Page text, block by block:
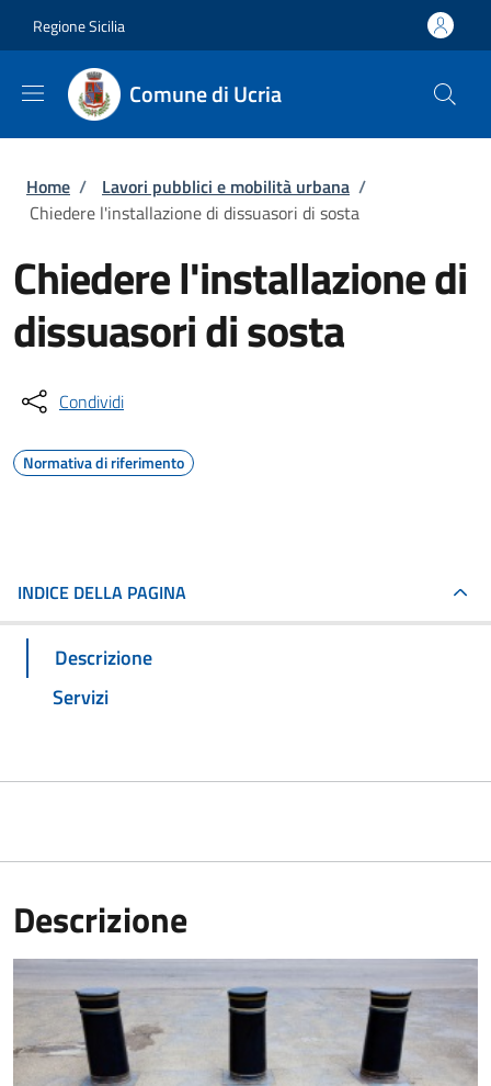
Regione Sicilia
Comune di Ucria
Briciole di pane
Home / Lavori pubblici e mobilità urbana /
Chiedere l'installazione di dissuasori di sosta
Chiedere l'installazione di
dissuasori di sosta
Condividi
Normativa di riferimento
INDICE DELLA PAGINA
Descrizione
Servizi
Descrizione